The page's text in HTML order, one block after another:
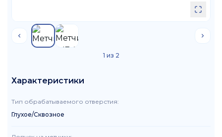
1 из 2
Характеристики
Тип обрабатываемого отверстия:
Глухое/Сквозное